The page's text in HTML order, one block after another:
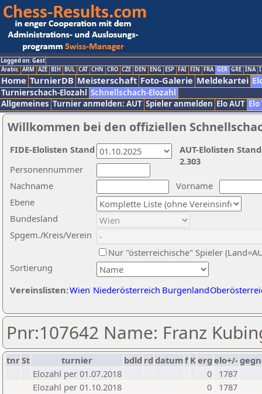
Logged on: Gast
Arabic ARM AZE BIH BUL CAT CHN CRO CZE DEN ENG ESP FAI FIN FRA GER GRE INA
Home TurnierDB Meisterschaft Foto-Galerie Meldekartei
Turnierschach-Elozahl Schnellschach-Elozahl
Allgemeines Turnier anmelden: AUT Spieler anmelden Elo AUT
Willkommen bei den offiziellen
Nachname
Vorname
Ebene
Sortierung
Personennummer
Bundesland
Spgem./Kreis/Verein
Nur "österreichische" Spieler
Vereinslisten:Wien Niederösterreich Burgenland
AUT-Elolisten
2.303
FIDE-Elolisten Stand
Pnr:107642 Name: Franz
tnrSt turnier bdld rd datumf Kerg elo+/-
Elozahl per 01.07.2018
0
1787
Elozahl per 01.10.2018
0
1787